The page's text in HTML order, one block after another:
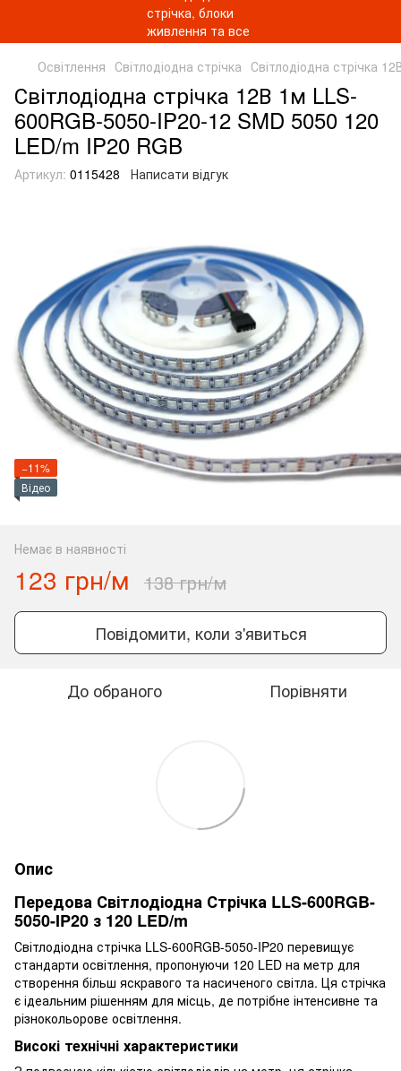
Освітлення Світлодіодна стрічка Світлодіодна стрічка
Світлодіодна стрічка 12В 1м LLS-
600RGB-5050-IP20-12 SMD 5050 120
LED/m IP20 RGB
Артикул: 0115428 Написати відгук
−11%
Відео
Немає в наявності
123 грн/м 138 грн/м
Повідомити, коли з'явиться
До обраного Порівняти
Опис
Передова Світлодіодна Стрічка LLS-600RGB-
5050-IP20 з 120 LED/m
Світлодіодна стрічка LLS-600RGB-5050-IP20 перевищує
стандарти освітлення, пропонуючи 120 LED на метр для
створення більш яскравого та насиченого світла. Ця стрічка
є ідеальним рішенням для місць, де потрібне інтенсивне та
різнокольорове освітлення.
Високі технічні характеристики